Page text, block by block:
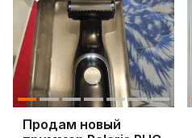
Продам новый